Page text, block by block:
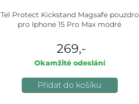
Tel Protect Kickstand Magsafe pouzdro
pro Iphone 15 Pro Max modré
269,-
Okamžité odeslání
Přidat do košíku